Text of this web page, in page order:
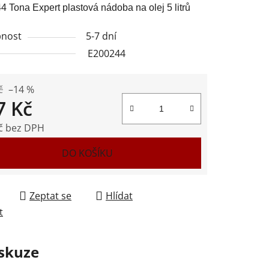
Tona Expert plastová nádoba na olej 5 litrů
5-7 dní
E200244
–14 %
Kč
bez DPH
DO KOŠÍKU
Zeptat se
Hlídat